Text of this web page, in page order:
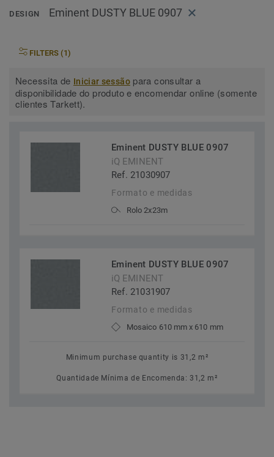
DESIGN Eminent DUSTY BLUE 0907
FILTERS (1)
Necessita de Iniciar sessãopara consultar a
disponibilidade do produto e encomendar online (somente
clientes Tarkett).
Eminent DUSTY BLUE 0907
iQ EMINENT
Ref. 21030907
Formato e medidas
Rolo 2x23m
Eminent DUSTY BLUE 0907
iQ EMINENT
Ref. 21031907
Formato e medidas
Mosaico 610 mm x 610 mm
Minimum purchase quantity is 31,2 m²
Quantidade Mínima de Encomenda: 31,2 m²